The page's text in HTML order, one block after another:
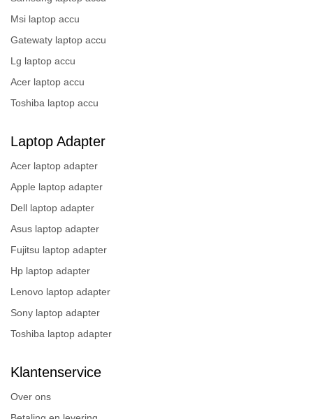
Msi laptop accu
Gatewaty laptop accu
Lg laptop accu
Acer laptop accu
Toshiba laptop accu
Laptop Adapter
Acer laptop adapter
Apple laptop adapter
Dell laptop adapter
Asus laptop adapter
Fujitsu laptop adapter
Hp laptop adapter
Lenovo laptop adapter
Sony laptop adapter
Toshiba laptop adapter
Klantenservice
Over ons